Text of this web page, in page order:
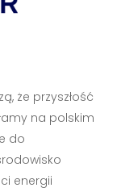
że przyszłość
na polskim
do
energii